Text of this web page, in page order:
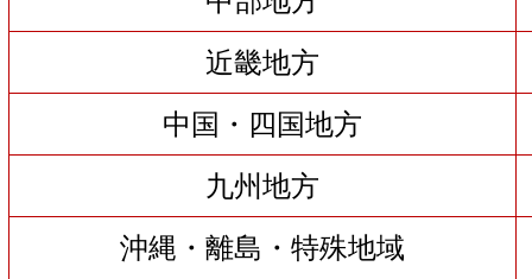
近畿地方
中国・四国地方
九州地方
沖縄・離島・特殊地域